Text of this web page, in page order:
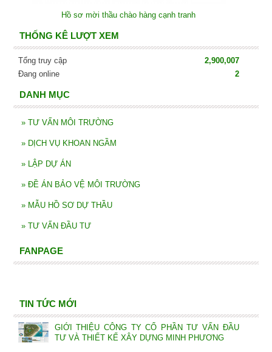
Hồ sơ mời thầu chào hàng cạnh tranh
THỐNG KÊ LƯỢT XEM
Tổng truy cập
2,900,007
Đang online
2
DANH MỤC
» TƯ VẤN MÔI TRƯỜNG
» DỊCH VỤ KHOAN NGẦM
» LẬP DỰ ÁN
» ĐỀ ÁN BẢO VỆ MÔI TRƯỜNG
» MẪU HỒ SƠ DỰ THẦU
» TƯ VẤN ĐẦU TƯ
FANPAGE
TIN TỨC MỚI
GIỚI THIỆU CÔNG TY CỔ PHẦN TƯ VẤN ĐẦU
TƯ VÀ THIẾT KẾ XÂY DỰNG MINH PHƯƠNG